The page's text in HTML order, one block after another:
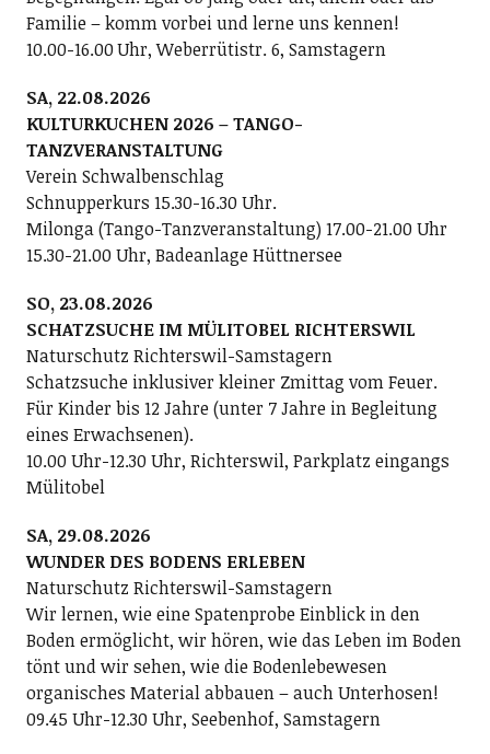
Familie – komm vorbei und lerne uns kennen!
10.00-16.00 Uhr, Weberrütistr. 6, Samstagern
SA, 22.08.2026
KULTURKUCHEN 2026 – TANGO-
TANZVERANSTALTUNG
Verein Schwalbenschlag
Schnupperkurs 15.30-16.30 Uhr.
Milonga (Tango-Tanzveranstaltung) 17.00-21.00 Uhr
15.30-21.00 Uhr, Badeanlage Hüttnersee
SO, 23.08.2026
SCHATZSUCHE IM MÜLITOBEL RICHTERSWIL
Naturschutz Richterswil-Samstagern
Schatzsuche inklusiver kleiner Zmittag vom Feuer.
Für Kinder bis 12 Jahre (unter 7 Jahre in Begleitung
eines Erwachsenen).
10.00 Uhr-12.30 Uhr, Richterswil, Parkplatz eingangs
Mülitobel
SA, 29.08.2026
WUNDER DES BODENS ERLEBEN
Naturschutz Richterswil-Samstagern
Wir lernen, wie eine Spatenprobe Einblick in den
Boden ermöglicht, wir hören, wie das Leben im Boden
tönt und wir sehen, wie die Bodenlebewesen
organisches Material abbauen – auch Unterhosen!
09.45 Uhr-12.30 Uhr, Seebenhof, Samstagern